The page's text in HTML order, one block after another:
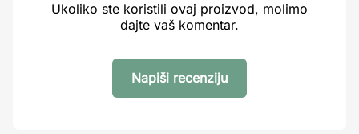
Ukoliko ste koristili ovaj proizvod, molimo
dajte vaš komentar.
Napiši recenziju